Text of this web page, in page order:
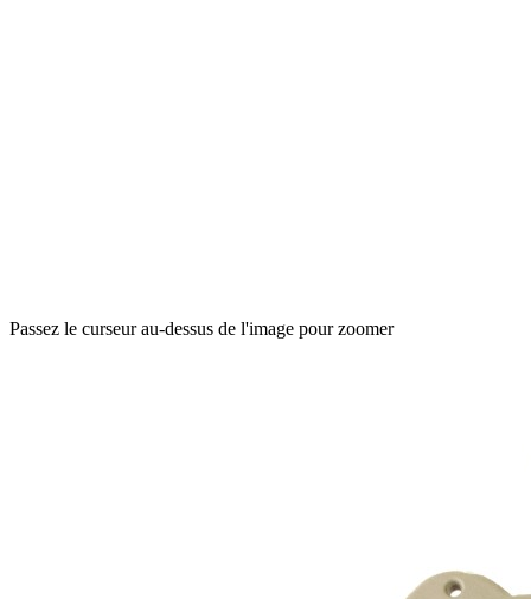
Passez le curseur au-dessus de l'image pour zoomer